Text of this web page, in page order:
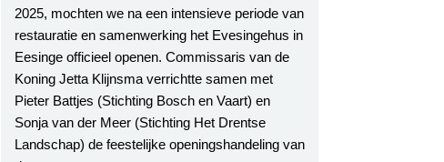
2025, mochten we na een intensieve periode van
restauratie en samenwerking het Evesingehus in
Eesinge officieel openen. Commissaris van de
Koning Jetta Klijnsma verrichtte samen met
Pieter Battjes (Stichting Bosch en Vaart) en
Sonja van der Meer (Stichting Het Drentse
Landschap) de feestelijke openingshandeling van